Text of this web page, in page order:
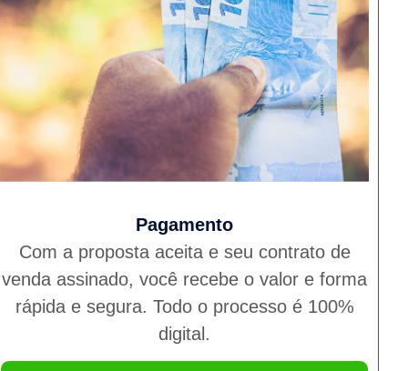
Pagamento
Com a proposta aceita e seu contrato de
venda assinado, você recebe o valor e forma
rápida e segura. Todo o processo é 100%
digital.